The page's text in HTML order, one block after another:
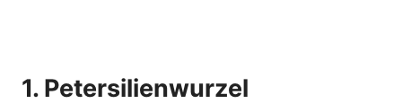
1. Petersilienwurzel